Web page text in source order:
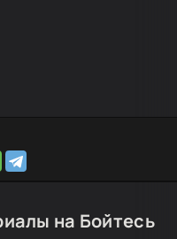
на Бойтесь